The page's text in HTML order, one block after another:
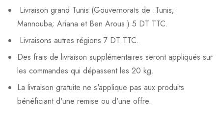
Livraison grand Tunis (Gouvernorats de :Tunis;
Mannouba; Ariana et Ben Arous ) 5 DT TTC.
Livraisons autres régions 7 DT TTC.
Des frais de livraison supplémentaires seront appliqués sur
les commandes qui dépassent les 20 kg.
La livraison gratuite ne s'applique pas aux produits
bénéficiant d'une remise ou d'une offre.